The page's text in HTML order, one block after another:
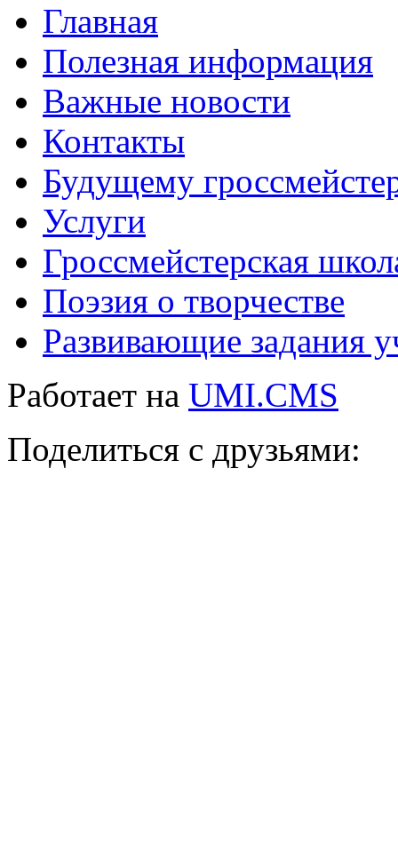
Главная
Полезная информация
Важные новости
Контакты
Будущему
Услуги
Гроссмейстерская
Поэзия о творчестве
Развивающие задания
Работает на UMI.CMS
Поделиться с друзьями: